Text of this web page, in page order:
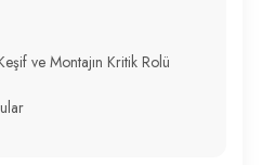
ve Montajın Kritik Rolü